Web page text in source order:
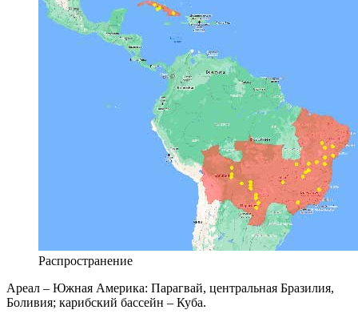
Распространение
Ареал – Южная Америка: Парагвай, центральная Бразилия,
Боливия; карибский бассейн – Куба.